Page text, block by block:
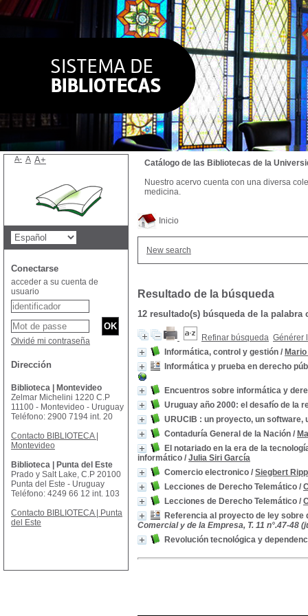
Inicio
New search
Resultado de la búsqueda
12 resultado(s) búsqueda de la palabra
Refinar búsqueda Générer
Informática, control y gestión /
Informática y prueba en derecho
Encuentros sobre informática y
Uruguay año 2000: el desafío de la
URUCIB : un proyecto, un
Contaduría General de la Nación /
El notariado en la era de la
informático / Julia Siri García
Comercio electronico / Siegbert
Lecciones de Derecho Telemático /
Lecciones de Derecho Telemático /
Referencia al proyecto de ley
Comercial y de la Empresa, T. 11 n°.47-48
Revolución tecnológica y
Catálogo de las Bibliotecas de la
Nuestro acervo cuenta con una diversa
medicina.
A- A A+
Conectarse
acceder a su cuenta de
usuario
Olvidé mi contraseña
Dirección
Biblioteca | Montevideo
Zelmar Michelini 1220 C.P
11100 - Montevideo - Uruguay
Teléfono: 2900 7194 int. 20
Contacto BIBLIOTECA |
Montevideo
Biblioteca | Punta del Este
Prado y Salt Lake, C.P 20100
Punta del Este - Uruguay
Teléfono: 4249 66 12 int. 103
Contacto BIBLIOTECA | Punta
del Este